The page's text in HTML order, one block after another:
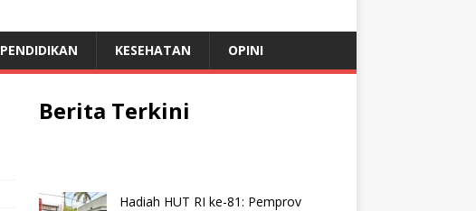
PENDIDIKAN KESEHATAN OPINI
Berita Terkini
Hadiah HUT RI ke-81: Pemprov